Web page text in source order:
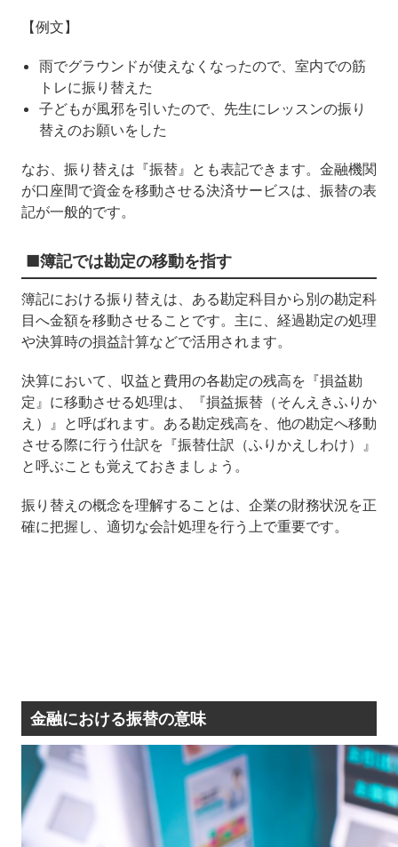
【例文】
雨でグラウンドが使えなくなったので、室内での筋
トレに振り替えた
子どもが風邪を引いたので、先生にレッスンの振り
替えのお願いをした
なお、振り替えは『振替』とも表記できます。金融機関
が口座間で資金を移動させる決済サービスは、振替の表
記が一般的です。
■簿記では勘定の移動を指す
簿記における振り替えは、ある勘定科目から別の勘定科
目へ金額を移動させることです。主に、経過勘定の処理
や決算時の損益計算などで活用されます。
決算において、収益と費用の各勘定の残高を『損益勘
定』に移動させる処理は、『損益振替（そんえきふりか
え）』と呼ばれます。ある勘定残高を、他の勘定へ移動
させる際に行う仕訳を『振替仕訳（ふりかえしわけ）』
と呼ぶことも覚えておきましょう。
振り替えの概念を理解することは、企業の財務状況を正
確に把握し、適切な会計処理を行う上で重要です。
金融における振替の意味